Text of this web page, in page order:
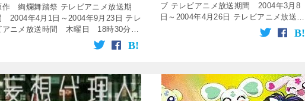
作 絢爛舞踏祭 テレビアニメ放送期
2004年4月1日～2004年9月23日 テレ
アニメ放送時間 木曜日 18時30分～
時00分 放送局 テレビ東京系列 話
全26話 [tubepress output=&# […]
ブ テレビアニメ放送期間 2004年3月8
日～2004年4月26日 テレビアニメ放送時
間 月曜日 24時05分～24時20分 など
放送局 独立UHF局 話数 全12話 [t […]